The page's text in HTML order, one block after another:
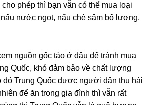
phép thì bạn vẫn có thể mua loại
nước ngọt, nấu chè sâm bổ lượng,
nguồn gốc táo ở đâu để tránh mua
Quốc, khó đảm bảo về chất lượng
đỏ Trung Quốc được người dân thu hái
để ăn trong gia đình thì vẫn rất